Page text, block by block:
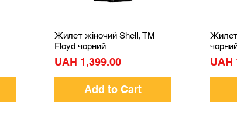
Quick View
Жилет жіночий Shell, TM
Floyd чорний
Price
UAH 1,399.00
Add to Cart
Жилет
Price
UAH